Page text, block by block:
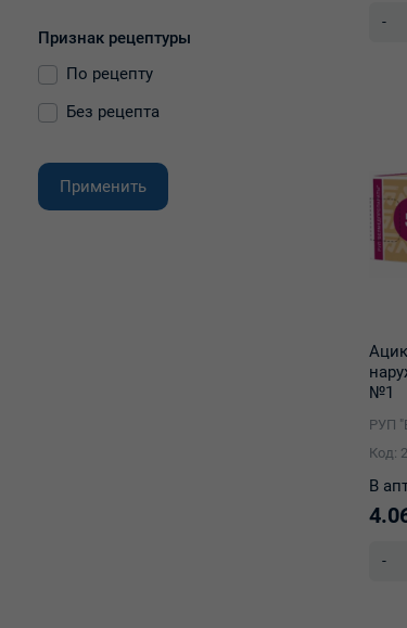
Мочеполовая система и
половые гормоны
для системного применения
инсектициды и репелленты
Костно-мышечная система
Признак рецептуры
По рецепту
Без рецепта
Применить
-
№1
РУП
Код:
В
-